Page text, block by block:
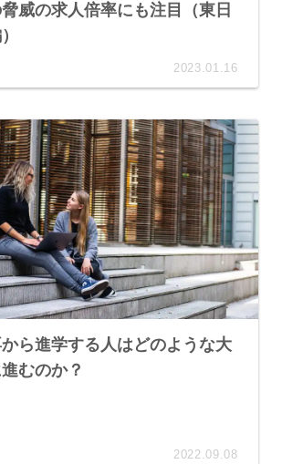
威の求人倍率にも注目（東日
2023.01.16
ら進学する人はどのような大
むのか？
2022.09.08